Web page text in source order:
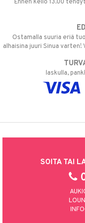
Ennen kello 13.00
Ostamalla suuria eriä
alhaisina juuri Sinua
laskulla,
SOITA TAI